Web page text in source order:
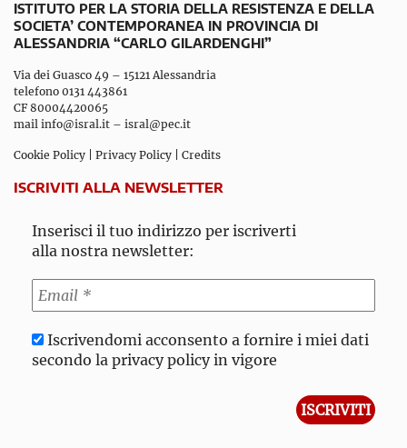
ISTITUTO PER LA STORIA DELLA RESISTENZA E DELLA
SOCIETA’ CONTEMPORANEA IN PROVINCIA DI
ALESSANDRIA “CARLO GILARDENGHI”
Via dei Guasco 49 – 15121 Alessandria
telefono 0131 443861
CF 80004420065
mail info@isral.it – isral@pec.it
Cookie Policy Privacy Policy Credits
ISCRIVITI ALLA NEWSLETTER
Inserisci il tuo indirizzo per iscriverti
alla nostra newsletter:
Iscrivendomi acconsento a fornire i miei dati
secondo la privacy policy in vigore